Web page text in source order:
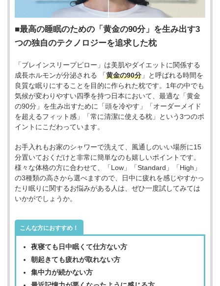
最高の睡眠のための「黄金の90分」を生み出す3
つの独自のテクノロジーを追求した枕
「ブレインスリープピロー」は美肌やダイエットに関係する
成長ホルモンが分泌される 「黄金の90分 」と呼ばれる時間を
良質な眠りにすることを目的に作られた枕です。1年の中でも
気候が変わりやすい四季を持つ日本において、最適な「黄金
の90分」を生み出すために「頭を冷やす」「オーダーメイド
を超えるフィット感」「常に清潔に使える枕」という3つのポ
イントにこだわっています。
お手入れもお家のシャワーで洗えて、風通しのいい場所に15
分置いておくだけと非常に簡単なのも嬉しいポイントです。
様々な体格の方に合わせて、「Low」「Standard」「High」
の3種類の高さから選べますので、日中に疲れを感じやすかっ
たり眠りに関するお悩みがある人は、ぜひ一度試してみては
いかがでしょうか。
こんな方におすすめ！
夜寝ても日中眠くて仕方ない方
朝起きても疲れが取れない方
集中力が続かない方